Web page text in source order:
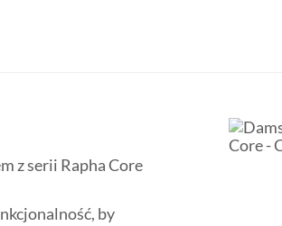
z serii Rapha Core
by